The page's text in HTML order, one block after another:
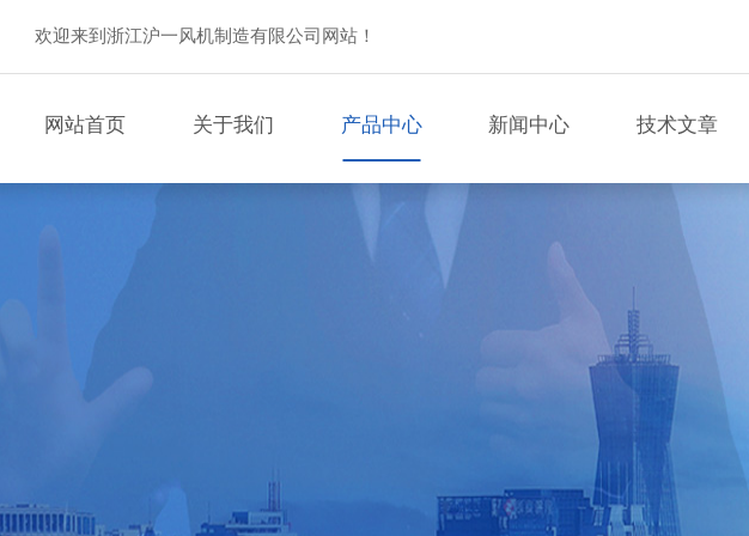
欢迎来到浙江沪一风机制造有限公司网站！
网站首页 关于我们 产品中心 新闻中心 技术文章